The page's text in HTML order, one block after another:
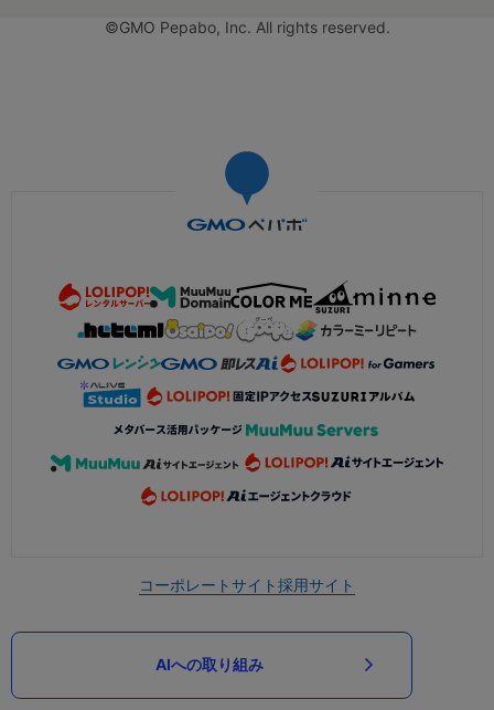
©GMO Pepabo, Inc. All rights reserved.
コーポレートサイト採用サイト
AIへの取り組み